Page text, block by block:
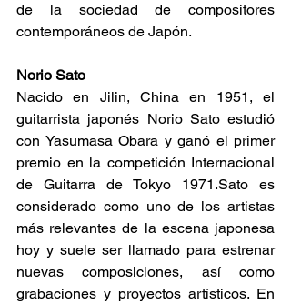
de la sociedad de compositores
contemporáneos de Japón.
Norio Sato
Nacido en Jilin, China en 1951, el
guitarrista japonés Norio Sato estudió
con Yasumasa Obara y ganó el primer
premio en la competición Internacional
de Guitarra de Tokyo 1971.Sato es
considerado como uno de los artistas
más relevantes de la escena japonesa
hoy y suele ser llamado para estrenar
nuevas composiciones, así como
grabaciones y proyectos artísticos. En